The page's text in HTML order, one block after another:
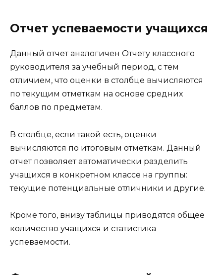
Отчет успеваемости учащихся
Данный отчет аналогичен Отчету классного
руководителя за учебный период, с тем
отличием, что оценки в столбце вычисляются
по текущим отметкам на основе средних
баллов по предметам.
В столбце, если такой есть, оценки
вычисляются по итоговым отметкам. Данный
отчет позволяет автоматически разделить
учащихся в конкретном классе на группы:
текущие потенциальные отличники и другие.
Кроме того, внизу таблицы приводятся общее
количество учащихся и статистика
успеваемости.